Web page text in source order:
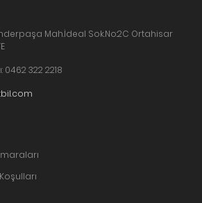
Mah.İdeal Sok.No:2C Ortahisar
322 2218